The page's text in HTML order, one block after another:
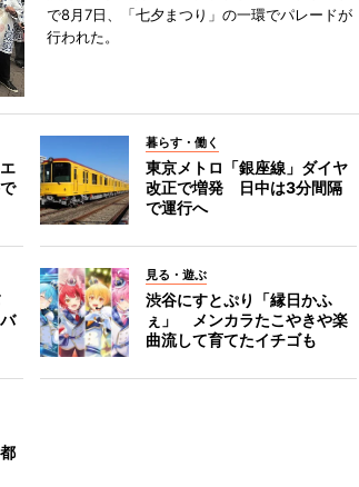
で8月7日、「七夕まつり」の一環でパレードが
行われた。
暮らす・働く
東京メトロ「銀座線」ダイヤ
改正で増発 日中は3分間隔
で運行へ
見る・遊ぶ
渋谷にすとぷり「縁日かふ
ぇ」 メンカラたこやきや楽
曲流して育てたイチゴも